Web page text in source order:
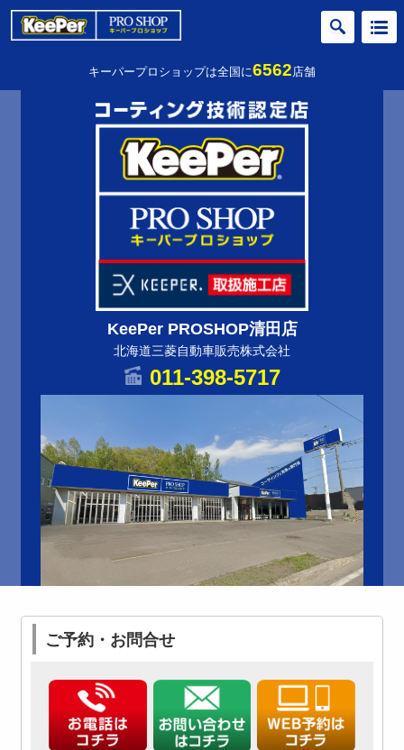
キーパープロショップは全国に6562店舗
KeePer PROSHOP清田店
北海道三菱自動車販売株式会社
011-398-5717
ご予約・お問合せ